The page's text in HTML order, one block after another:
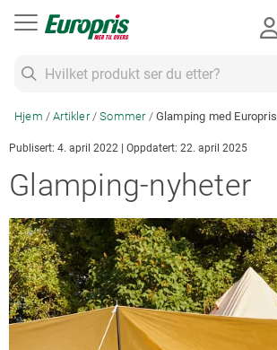
Hjem Artikler Sommer Glamping med Europris
Publisert: 4. april 2022 | Oppdatert: 22. april 2025
Glamping-nyheter